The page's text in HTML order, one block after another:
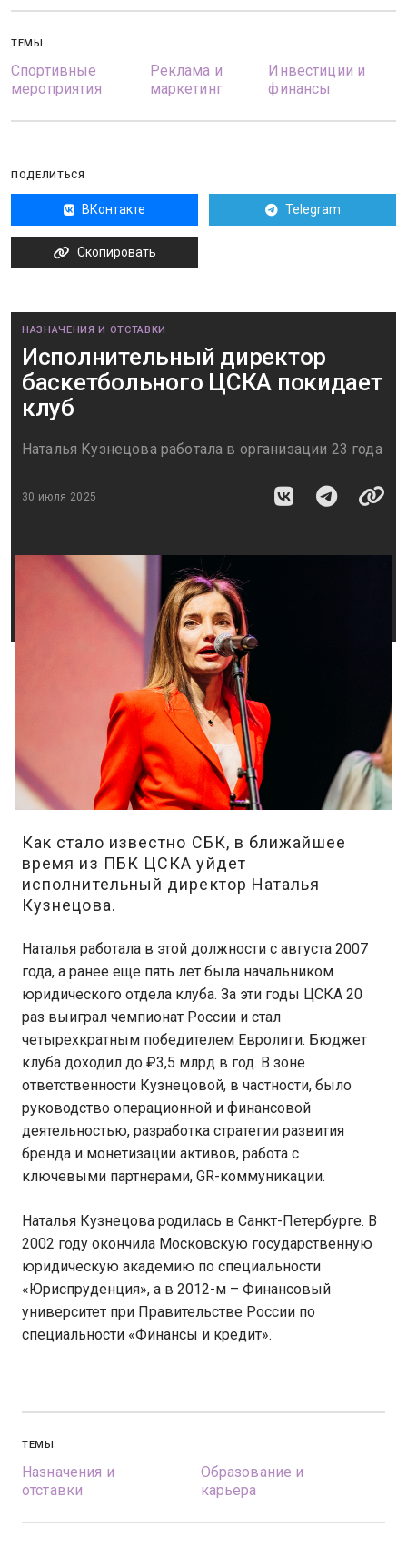
ТЕМЫ
Спортивные
мероприятия
Реклама и
маркетинг
Инвестиции и
финансы
ПОДЕЛИТЬСЯ
ВКонтакте Telegram
Скопировать
НАЗНАЧЕНИЯ И ОТСТАВКИ
Исполнительный директор
баскетбольного ЦСКА покидает
клуб
Наталья Кузнецова работала в организации 23 года
30 июля 2025
Как стало известно СБК, в ближайшее
время из ПБК ЦСКА уйдет
исполнительный директор Наталья
Кузнецова.
Наталья работала в этой должности с августа 2007
года, а ранее еще пять лет была начальником
юридического отдела клуба. За эти годы ЦСКА 20
раз выиграл чемпионат России и стал
четырехкратным победителем Евролиги. Бюджет
клуба доходил до ₽3,5 млрд в год. В зоне
ответственности Кузнецовой, в частности, было
руководство операционной и финансовой
деятельностью, разработка стратегии развития
бренда и монетизации активов, работа с
ключевыми партнерами, GR-коммуникации.
Наталья Кузнецова родилась в Санкт-Петербурге. В
2002 году окончила Московскую государственную
юридическую академию по специальности
«Юриспруденция», а в 2012-м – Финансовый
университет при Правительстве России по
специальности «Финансы и кредит».
ТЕМЫ
Назначения и
отставки
Образование и
карьера